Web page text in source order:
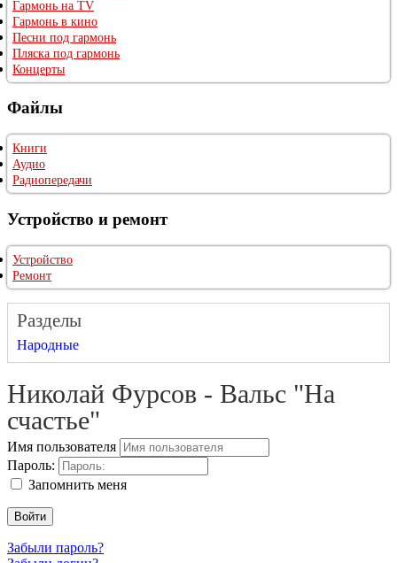
Гармонь на TV
Гармонь в кино
Песни под гармонь
Пляска под гармонь
Концерты
Файлы
Книги
Аудио
Радиопередачи
Устройство и ремонт
Устройство
Ремонт
Разделы
Народные
Николай Фурсов - Вальс "На
счастье"
Имя пользователя
Пароль:
Запомнить меня
Войти
Забыли пароль?